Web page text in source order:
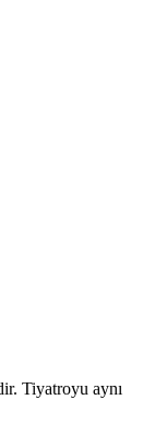
Tiyatroyu aynı